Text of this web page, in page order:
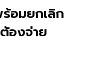
อมยกเลิก
องจ่าย